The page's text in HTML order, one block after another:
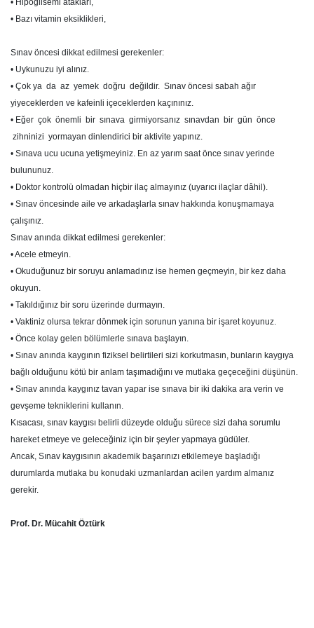
• Hipoglisemi atakları,
• Bazı vitamin eksiklikleri,
Sınav öncesi dikkat edilmesi gerekenler:
• Uykunuzu iyi alınız.
• Çok ya da az yemek doğru değildir. Sınav öncesi sabah ağır
yiyeceklerden ve kafeinli içeceklerden kaçınınız.
• Eğer çok önemli bir sınava girmiyorsanız sınavdan bir gün önce
zihninizi yormayan dinlendirici bir aktivite yapınız.
• Sınava ucu ucuna yetişmeyiniz. En az yarım saat önce sınav yerinde
bulununuz.
• Doktor kontrolü olmadan hiçbir ilaç almayınız (uyarıcı ilaçlar dâhil).
• Sınav öncesinde aile ve arkadaşlarla sınav hakkında konuşmamaya
çalışınız.
Sınav anında dikkat edilmesi gerekenler:
• Acele etmeyin.
• Okuduğunuz bir soruyu anlamadınız ise hemen geçmeyin, bir kez daha
okuyun.
• Takıldığınız bir soru üzerinde durmayın.
• Vaktiniz olursa tekrar dönmek için sorunun yanına bir işaret koyunuz.
• Önce kolay gelen bölümlerle sınava başlayın.
• Sınav anında kaygının fiziksel belirtileri sizi korkutmasın, bunların kaygıya
bağlı olduğunu kötü bir anlam taşımadığını ve mutlaka geçeceğini düşünün.
• Sınav anında kaygınız tavan yapar ise sınava bir iki dakika ara verin ve
gevşeme tekniklerini kullanın.
Kısacası, sınav kaygısı belirli düzeyde olduğu sürece sizi daha sorumlu
hareket etmeye ve geleceğiniz için bir şeyler yapmaya güdüler.
Ancak, Sınav kaygısının akademik başarınızı etkilemeye başladığı
durumlarda mutlaka bu konudaki uzmanlardan acilen yardım almanız
gerekir.
Prof. Dr. Mücahit Öztürk